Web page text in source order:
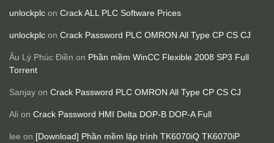
unlockplc on Crack ALL PLC Software Prices
unlockplc on Crack Password PLC OMRON All Type CP CS CJ
Âu Lý Phúc Điền on Phần mềm WinCC Flexible 2008 SP3 Full
Torrent
Sanjay on Crack Password PLC OMRON All Type CP CS CJ
Ali on Crack Password HMI Delta DOP-B DOP-A Full
lee on [Download] Phần mềm lập trình TK6070iQ TK6070iP